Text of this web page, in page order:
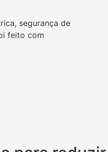
segurança de
feito com